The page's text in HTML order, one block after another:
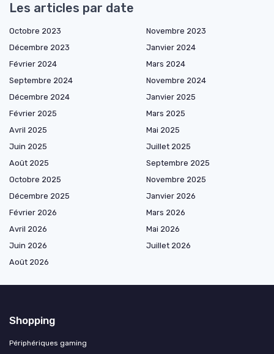
Les articles par date
Octobre 2023
Novembre 2023
Décembre 2023
Janvier 2024
Février 2024
Mars 2024
Septembre 2024
Novembre 2024
Décembre 2024
Janvier 2025
Février 2025
Mars 2025
Avril 2025
Mai 2025
Juin 2025
Juillet 2025
Août 2025
Septembre 2025
Octobre 2025
Novembre 2025
Décembre 2025
Janvier 2026
Février 2026
Mars 2026
Avril 2026
Mai 2026
Juin 2026
Juillet 2026
Août 2026
Shopping
Périphériques gaming